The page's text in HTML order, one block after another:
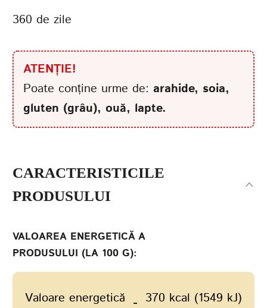
360 de zile
ATENȚIE!
Poate conține urme de:arahide, soia,
gluten (grâu), ouă, lapte.
CARACTERISTICILE
PRODUSULUI
VALOAREA ENERGETICĂ A
PRODUSULUI (LA 100 G):
Valoare energetică
370 kcal (1549 kJ)